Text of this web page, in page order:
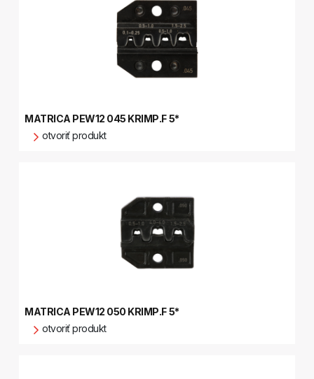
MATRICA PEW12 045 KRIMP.F 5*
otvoriť produkt
MATRICA PEW12 050 KRIMP.F 5*
otvoriť produkt